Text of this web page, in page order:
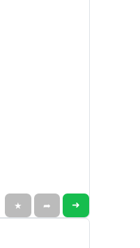
★ ➦ ➜